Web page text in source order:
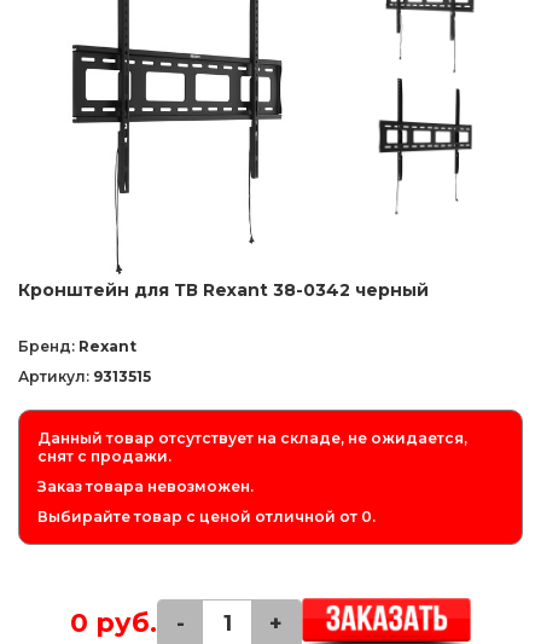
Кронштейн для ТВ Rexant 38-0342 черный
Бренд: Rexant
Артикул: 9313515
Данный товар отсутствует на складе, не ожидается,
снят с продажи.
Заказ товара невозможен.
Выбирайте товар с ценой отличной от 0.
0 руб. - +